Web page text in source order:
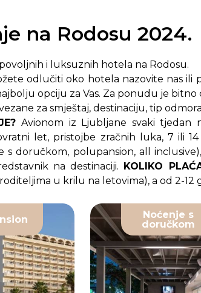
na Rodosu 2024.
i luksuznih hotela na Rodosu.
odlučiti oko hotela nazovite nas ili
opciju za Vas. Za ponudu je
za smještaj, destinaciju, tip
Avionom iz Ljubljane svaki
let, pristojbe zračnih luka, 7 ili
s doručkom, polupansion, all
na destinaciji. KOLIKO
u krilu na letovima), a od 2-
Noćenje s
doručkom